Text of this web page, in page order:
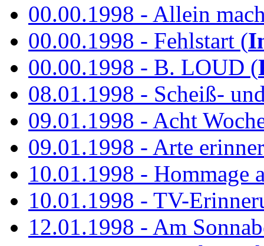
00.00.1998 - Allein
00.00.1998 - Fehlstart (
00.00.1998 - B. LOUD (
08.01.1998 - Scheiß-
09.01.1998 - Acht
09.01.1998 - Arte
10.01.1998 - Hommage
10.01.1998 - TV-
12.01.1998 - Am